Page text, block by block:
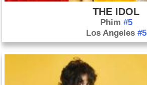
THE IDOL
Phim #5
Los Angeles #5